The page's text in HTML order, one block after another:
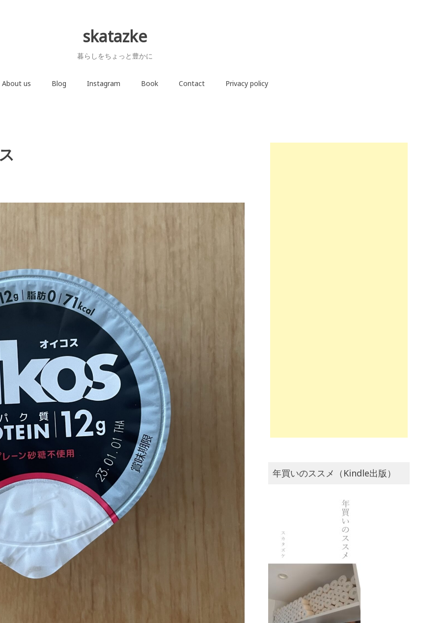
skatazke
暮らしをちょっと豊かに
About us Blog Instagram Book Contact Privacy policy
年買いのススメ（Kindle出版）